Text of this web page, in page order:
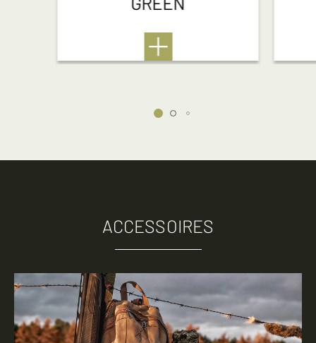
ACCESSOIRES